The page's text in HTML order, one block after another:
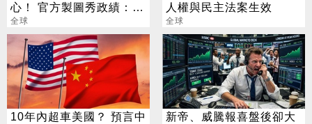
心！ 官方製圖秀政績：喜
賺6千萬
全球
人權與民主法案生效
全球
10年內超車美國？ 預言中
新帝、威騰報喜盤後卻大